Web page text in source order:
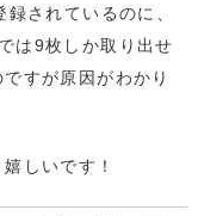
されているのに、
は9枚しか取り出せ
すが原因がわかり
しいです！